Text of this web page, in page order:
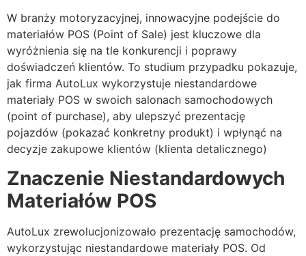
W branży motoryzacyjnej, innowacyjne podejście do
materiałów POS (Point of Sale) jest kluczowe dla
wyróżnienia się na tle konkurencji i poprawy
doświadczeń klientów. To studium przypadku pokazuje,
jak firma AutoLux wykorzystuje niestandardowe
materiały POS w swoich salonach samochodowych
(point of purchase), aby ulepszyć prezentację
pojazdów (pokazać konkretny produkt) i wpłynąć na
decyzje zakupowe klientów (klienta detalicznego)
Znaczenie Niestandardowych
Materiałów POS
AutoLux zrewolucjonizowało prezentację samochodów,
wykorzystując niestandardowe materiały POS. Od